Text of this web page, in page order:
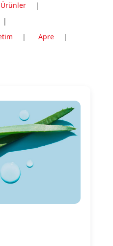
Ürünler
|
|
| Apre
|